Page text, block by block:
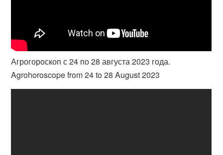
Агрогороскоп с 24 по 28 августа 2023 года.
Agrohoroscope from 24 to 28 August 2023